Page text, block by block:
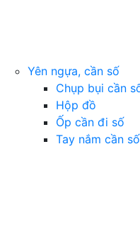
Yên ngựa, cần số
Chụp bụi cần
Hộp đồ
Ốp cần đi số
Tay nắm cần số